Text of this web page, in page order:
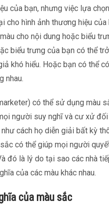
của bạn, nhưng việc lựa
cho hình ảnh thương hiệu của
cho nội dung hoặc biểu
biểu trưng của bạn có thể
khó hiểu. Hoặc bạn có thể
nhau.
có thể sử dụng màu
người suy nghĩ và cư xử
cách họ diễn giải bất kỳ
có thể giúp mọi người
đó là lý do tại sao các nhà
của các màu khác nhau.
của màu sắc